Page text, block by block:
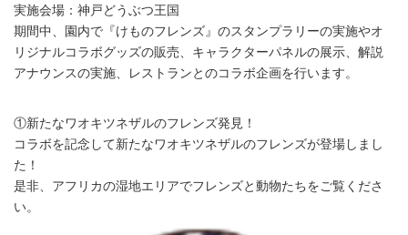
実施会場：神戸どうぶつ王国
期間中、園内で『けものフレンズ』のスタンプラリーの実施やオ
リジナルコラボグッズの販売、キャラクターパネルの展示、解説
アナウンスの実施、レストランとのコラボ企画を行います。
①新たなワオキツネザルのフレンズ発見！
コラボを記念して新たなワオキツネザルのフレンズが登場しまし
た！
是非、アフリカの湿地エリアでフレンズと動物たちをご覧くださ
い。